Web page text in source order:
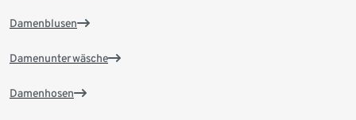
Damenblusen
Damenunterwäsche
Damenhosen